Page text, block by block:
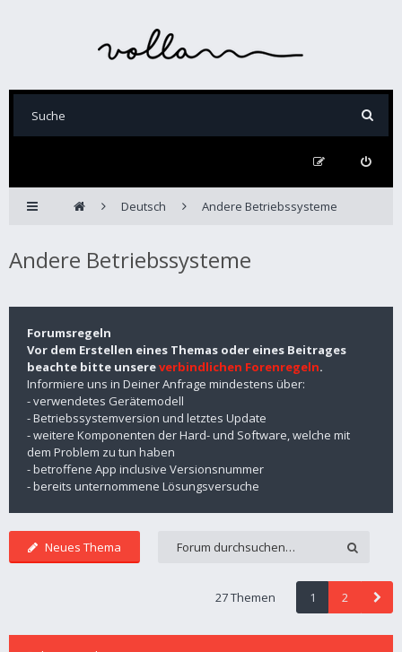
Deutsch Andere Betriebssysteme
Andere Betriebssysteme
Forumsregeln
Vor dem Erstellen eines Themas oder eines Beitrages
beachte bitte unsereverbindlichen Forenregeln.
Informiere uns in Deiner Anfrage mindestens über:
- verwendetes Gerätemodell
- Betriebssystemversion und letztes Update
- weitere Komponenten der Hard- und Software, welche mit
dem Problem zu tun haben
- betroffene App inclusive Versionsnummer
- bereits unternommene Lösungsversuche
Neues Thema
27 Themen 1 2